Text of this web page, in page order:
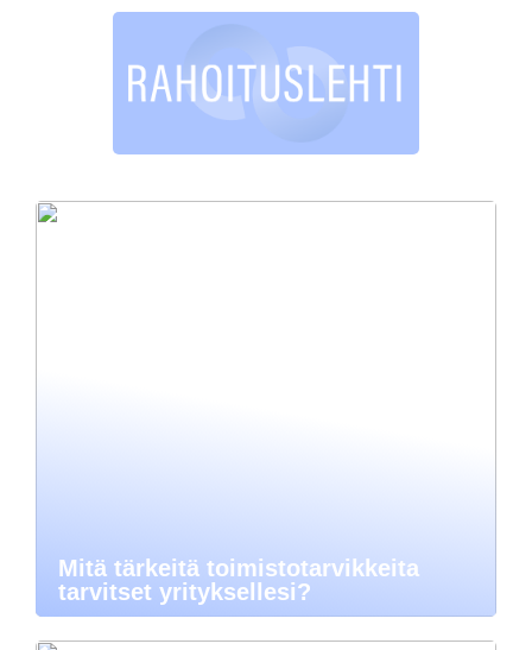
Mitä tärkeitä toimistotarvikkeita
tarvitset yrityksellesi?